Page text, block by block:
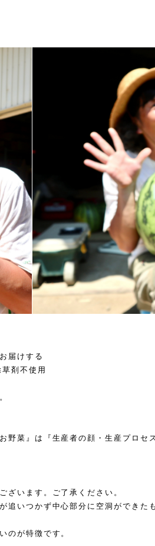
届けする
剤不使用
野菜』は『生産者の顔・生産プロセ
ざいます。ご了承ください。
いつかず中心部分に空洞ができた
のが特徴です。